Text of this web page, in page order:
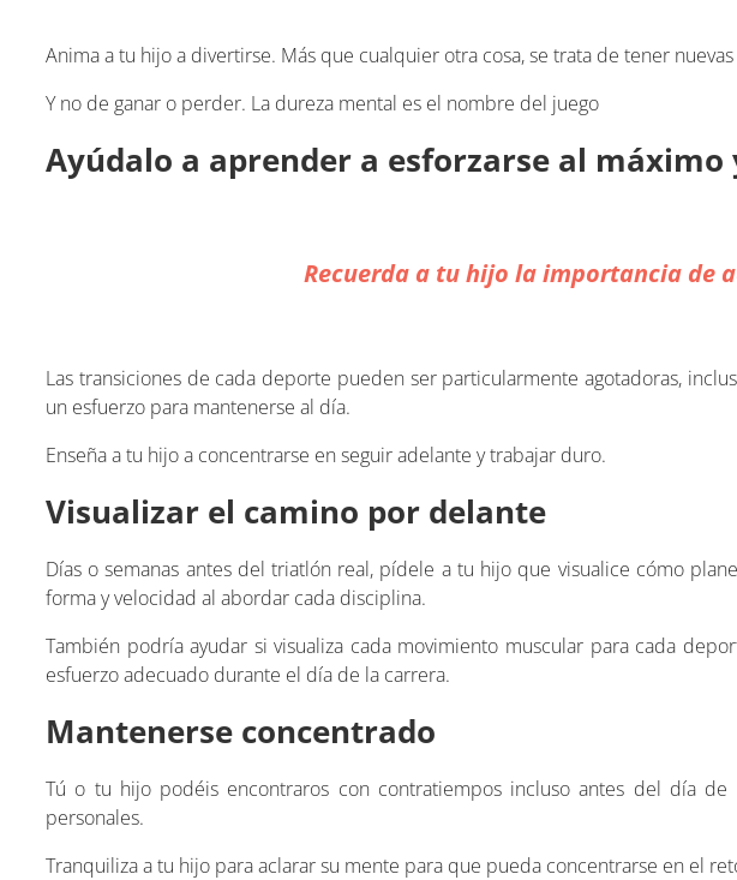
Anima a tu hijo a divertirse. Más que cualquier otra cosa, se trata de tener
Y no de ganar o perder. La dureza mental es el nombre del juego
Ayúdalo a aprender a esforzarse al
Recuerda a tu hijo la importancia de
Las transiciones de cada deporte pueden ser particularmente agotadoras,
un esfuerzo para mantenerse al día.
Enseña a tu hijo a concentrarse en seguir adelante y trabajar duro.
Visualizar el camino por delante
Días o semanas antes del triatlón real, pídele a tu hijo que visualice cómo
forma y velocidad al abordar cada disciplina.
También podría ayudar si visualiza cada movimiento muscular para cada
esfuerzo adecuado durante el día de la carrera.
Mantenerse concentrado
Tú o tu hijo podéis encontraros con contratiempos incluso antes del día de
personales.
Tranquiliza a tu hijo para aclarar su mente para que pueda concentrarse en el